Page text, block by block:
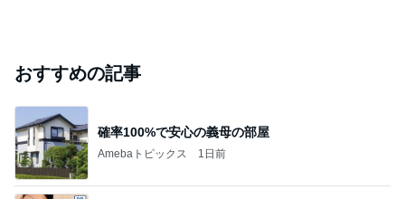
おすすめの記事
確率100%で安心の義母の部屋
Amebaトピックス 1日前